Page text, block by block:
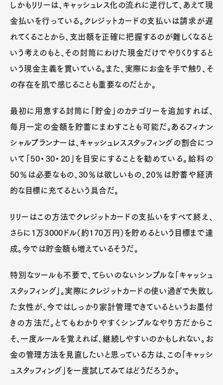
しかもリリーは、キャッシュレス化の流れに逆行して、あえて現
金払いを行っている。クレジットカードの支払いは請求が遅
れてくることから、支出額を正確に把握するのが難しくなると
いう考えのもと、その封筒にわけた現金だけでやりくりすると
いう現金主義を貫いている。また、実際にお金を手で触り、そ
の存在を肌で感じることも重要なのだとか。
最初に用意する封筒に「貯金」のカテゴリーを追加すれば、
毎月一定の金額を貯蓄にまわすことも可能だ。あるフィナン
シャルプランナーは、キャッシュレススタッフィングの割合につ
いて「50・30・20」を目安にすることを勧めている。給料の
50％は必要なもの、30％は欲しいもの、20％は貯蓄や経済
的な目標に充てるという具合だ。
リリーはこの方法でクレジットカードの支払いをすべて終え、
さらに1万3000ドル（約170万円）を貯めるという目標まで達
成。今では貯金額も増えているそうだ。
特別なツールも不要で、てらいのないシンプルな「キャッシュ
スタッフィング」。実際にクレジットカードの使い過ぎで失敗し
た女性が、今ではしっかり家計管理できているというお墨付
きの方法だ。とてもわかりやすくシンプルなやり方だからこ
そ、一度ルールを覚えれば、継続しやすいのかもしれない。お
金の管理方法を見直したいと思っている方は、この「キャッシ
ュスタッフィング」を一度試してみてはどうだろうか。